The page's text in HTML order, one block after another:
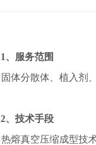
1、
服务范围
固体分散体、植入剂
2、 技术手段
热熔真空压缩成型技